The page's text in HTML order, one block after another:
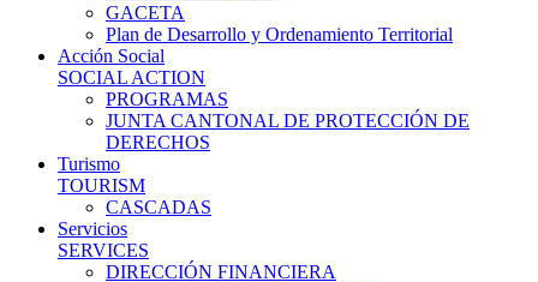
GACETA
Plan de Desarrollo y Ordenamiento Territorial
Acción Social
SOCIAL ACTION
PROGRAMAS
JUNTA CANTONAL DE PROTECCIÓN DE
DERECHOS
Turismo
TOURISM
CASCADAS
Servicios
SERVICES
DIRECCIÓN FINANCIERA